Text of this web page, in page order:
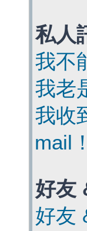
私人
我不
我老
我收
mail！
好友
好友